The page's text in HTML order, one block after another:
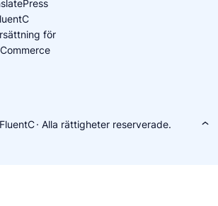
för
FluentC· Alla rättigheter reserverade.